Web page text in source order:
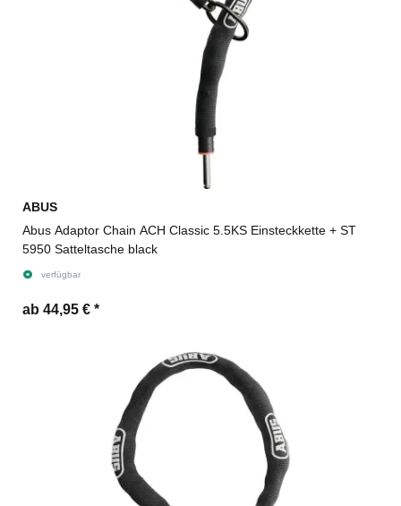
ABUS
Abus Adaptor Chain ACH Classic 5.5KS Einsteckkette + ST
5950 Satteltasche black
verfügbar
ab 44,95 € *